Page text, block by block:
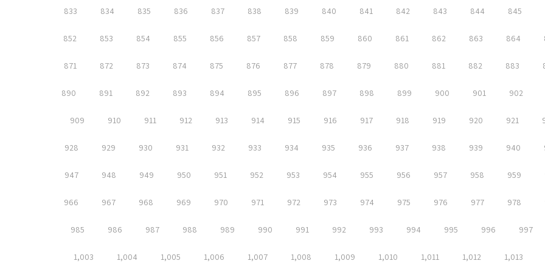
833 834 835 836 837 838 839 840 841 842 843 844 845
852 853 854 855 856 857 858 859 860 861 862 863 864
871 872 873 874 875 876 877 878 879 880 881 882 883
890 891 892 893 894 895 896 897 898 899 900 901 902
909 910 911 912 913 914 915 916 917 918 919 920 921
928 929 930 931 932 933 934 935 936 937 938 939 940
947 948 949 950 951 952 953 954 955 956 957 958 959
966 967 968 969 970 971 972 973 974 975 976 977 978
985 986 987 988 989 990 991 992 993 994 995 996 997
1,003 1,004 1,005 1,006 1,007 1,008 1,009 1,010 1,011 1,012 1,013